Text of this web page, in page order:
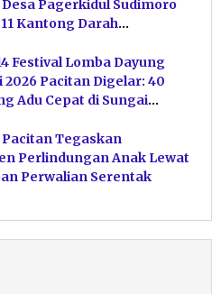
Desa Pagerkidul Sudimoro
Kantong Darah
Festival Lomba Dayung
2026 Pacitan Digelar: 40
Adu Cepat di Sungai
Tegaskan
Perlindungan Anak Lewat
Perwalian Serentak